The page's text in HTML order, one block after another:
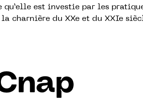
est investie par les
charnière du XXe et du XXIe